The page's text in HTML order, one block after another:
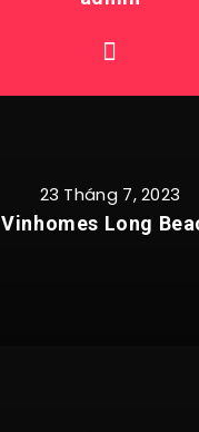
23 Tháng 7, 2023
Vinhomes Long